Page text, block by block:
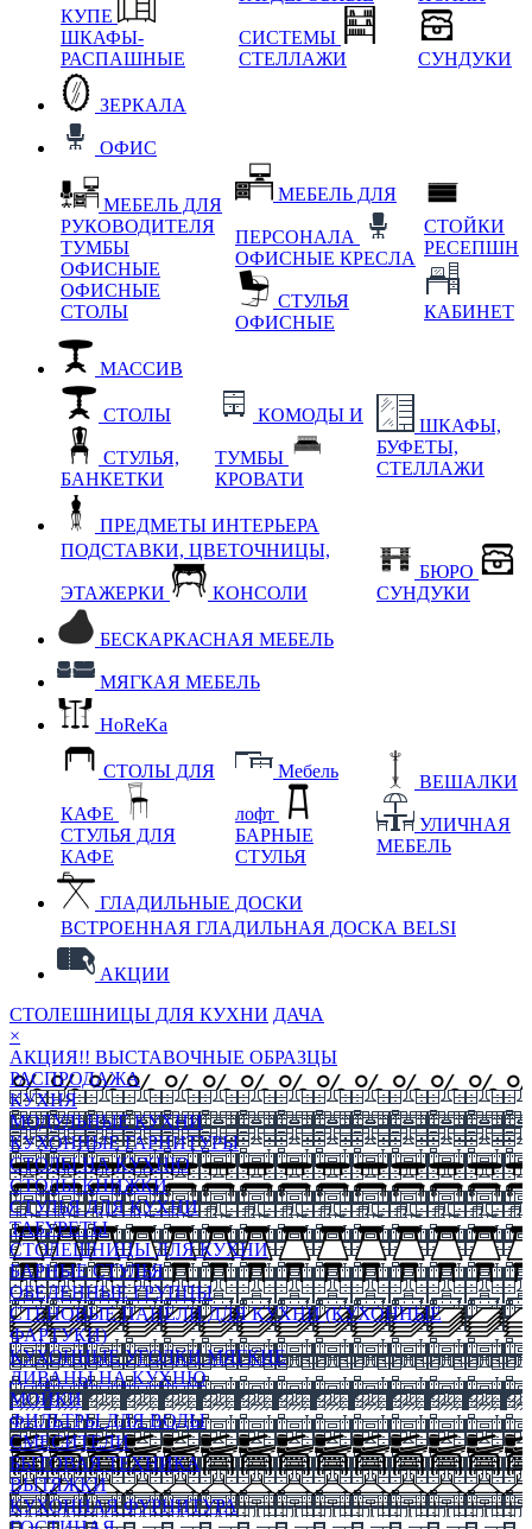
КУПЕ
ШКАФЫ-
РАСПАШНЫЕ
СИСТЕМЫ
СТЕЛЛАЖИ
СУНДУКИ
ЗЕРКАЛА
ОФИС
МЕБЕЛЬ ДЛЯ
РУКОВОДИТЕЛЯ
ТУМБЫ
ОФИСНЫЕ
ОФИСНЫЕ
СТОЛЫ
МЕБЕЛЬ ДЛЯ
ПЕРСОНАЛА
ОФИСНЫЕ КРЕСЛА
СТУЛЬЯ
ОФИСНЫЕ
СТОЙКИ
РЕСЕПШН
КАБИНЕТ
МАССИВ
СТОЛЫ
СТУЛЬЯ,
БАНКЕТКИ
КОМОДЫ И
ТУМБЫ
КРОВАТИ
ШКАФЫ,
БУФЕТЫ,
СТЕЛЛАЖИ
ПРЕДМЕТЫ ИНТЕРЬЕРА
ПОДСТАВКИ, ЦВЕТОЧНИЦЫ,
ЭТАЖЕРКИ КОНСОЛИ
БЮРО
СУНДУКИ
БЕСКАРКАСНАЯ МЕБЕЛЬ
МЯГКАЯ МЕБЕЛЬ
HoReKa
СТОЛЫ ДЛЯ
КАФЕ
СТУЛЬЯ ДЛЯ
КАФЕ
Мебель
лофт
БАРНЫЕ
СТУЛЬЯ
ВЕШАЛКИ
УЛИЧНАЯ
МЕБЕЛЬ
ГЛАДИЛЬНЫЕ ДОСКИ
ВСТРОЕННАЯ ГЛАДИЛЬНАЯ ДОСКА BELSI
АКЦИИ
СТОЛЕШНИЦЫ ДЛЯ КУХНИ ДАЧА
×
АКЦИЯ!! ВЫСТАВОЧНЫЕ ОБРАЗЦЫ
РАСПРОДАЖА
КУХНЯ
МОДУЛЬНЫЕ КУХНИ
КУХОННЫЕ ГАРНИТУРЫ
СТОЛЫ НА КУХНЮ
СТОЛЫ КНИЖКИ
СТУЛЬЯ ДЛЯ КУХНИ
ТАБУРЕТЫ
СТОЛЕШНИЦЫ ДЛЯ КУХНИ
БАРНЫЕ СТУЛЬЯ
ОБЕДЕННЫЕ ГРУППЫ
СТЕНОВЫЕ ПАНЕЛИ ДЛЯ КУХНИ (КУХОННЫЕ
ФАРТУКИ)
КУХОННЫЕ УГОЛКИ МЯГКИЕ
ДИВАНЫ НА КУХНЮ
МОЙКИ
ФИЛЬТРЫ ДЛЯ ВОДЫ
СМЕСИТЕЛИ
БЫТОВАЯ ТЕХНИКА
ВЫТЯЖКИ
КУХОННАЯ ФУРНИТУРА